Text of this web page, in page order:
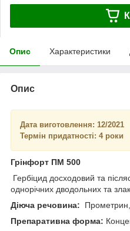
Опис Характеристики
Опис
Дата виготовлення: 12/2021
Термін придатності: 4 роки
Грінфорт ПМ 500
Гербіцид досходовий та
однорічних дводольних та
Діюча речовина:
Препаративна форма: